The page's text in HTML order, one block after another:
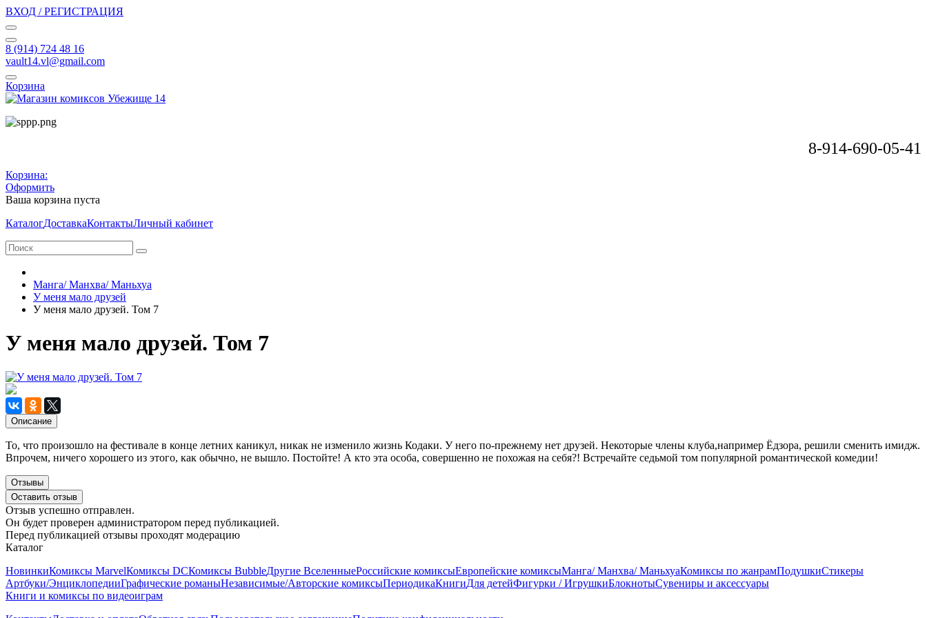
ВХОД / РЕГИСТРАЦИЯ
8 (914) 724 48 16
vault14.vl@gmail.com
Корзина
8-914-690-05-41
Корзина:
Оформить
Ваша корзина пуста
КаталогДоставкаКонтактыЛичный кабинет
Манга/ Манхва/ Маньхуа
У меня мало друзей
У меня мало друзей. Том 7
У меня мало друзей. Том 7
Описание
То, что произошло на фестивале в конце летних каникул, никак не изменило жизнь Кодаки. У него по-прежнему нет друзей. Некоторые члены клуба,например Ёдзора, решили сменить имидж.
Впрочем, ничего хорошего из этого, как обычно, не вышло. Постойте! А кто эта особа, совершенно не похожая на себя?! Встречайте седьмой том популярной романтической комедии!
Отзывы
Оставить отзыв
Отзыв успешно отправлен.
Он будет проверен администратором перед публикацией.
Перед публикацией отзывы проходят модерацию
Каталог
НовинкиКомиксы MarvelКомиксы DCКомиксы BubbleДругие ВселенныеРоссийские комиксыЕвропейские комиксыМанга/ Манхва/ МаньхуаКомиксы по жанрамПодушкиСтикеры
Артбуки/ЭнциклопедииГрафические романыНезависимые/Авторские комиксыПериодикаКнигиДля детейФигурки / ИгрушкиБлокнотыСувениры и аксессуары
Книги и комиксы по видеоиграм